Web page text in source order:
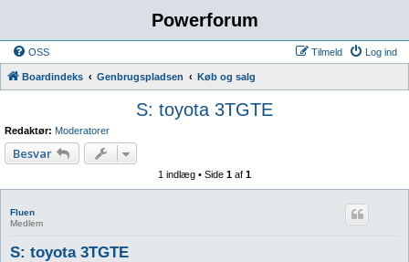
Powerforum
OSS Log ind
Tilmeld
Boardindeks Genbrugspladsen Køb og salg
S: toyota 3TGTE
Redaktør: Moderatorer
Besvar
1 indlæg • Side 1 af 1
Fluen
Medlem
S: toyota 3TGTE